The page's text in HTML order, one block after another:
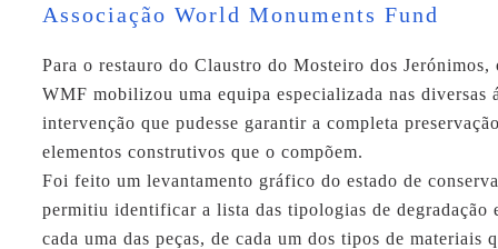
Associação World Monuments Fund
Para o restauro do Claustro do Mosteiro dos Jerónimos,
WMF mobilizou uma equipa especializada nas diversas
intervenção que pudesse garantir a completa
elementos construtivos que o compõem.
Foi feito um levantamento gráfico do estado de
permitiu identificar a lista das tipologias de degradação
cada uma das peças, de cada um dos tipos de materiais